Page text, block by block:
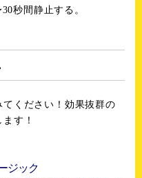
秒間静止する。
ください！効果抜群の
す！
ジック